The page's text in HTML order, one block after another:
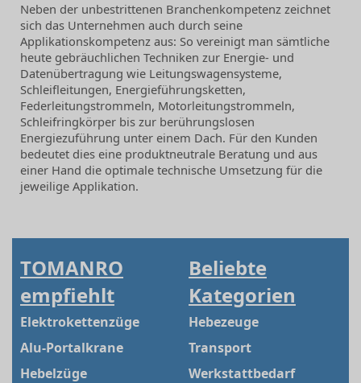
Neben der unbestrittenen Branchenkompetenz zeichnet
sich das Unternehmen auch durch seine
Applikationskompetenz aus: So vereinigt man sämtliche
heute gebräuchlichen Techniken zur Energie- und
Datenübertragung wie Leitungswagensysteme,
Schleifleitungen, Energieführungsketten,
Federleitungstrommeln, Motorleitungstrommeln,
Schleifringkörper bis zur berührungslosen
Energiezuführung unter einem Dach. Für den Kunden
bedeutet dies eine produktneutrale Beratung und aus
einer Hand die optimale technische Umsetzung für die
jeweilige Applikation.
TOMANRO
empfiehlt
Elektrokettenzüge
Alu-Portalkrane
Hebelzüge
Beliebte
Kategorien
Hebezeuge
Transport
Werkstattbedarf